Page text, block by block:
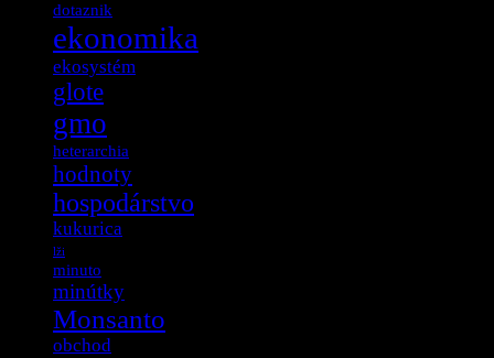
dotaznik
ekonomika
ekosystém
glote
gmo
heterarchia
hodnoty
hospodárstvo
kukurica
lži
minuto
minútky
Monsanto
obchod